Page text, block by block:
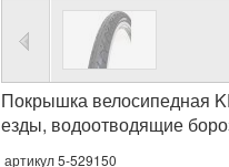
Покрышка велосипедная
езды, водоотводящие
артикул 5-529150